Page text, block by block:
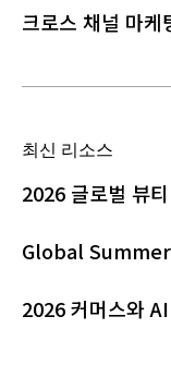
크로스 채널 마케
최신 리소스
2026 글로벌 뷰
Global
2026 커머스와